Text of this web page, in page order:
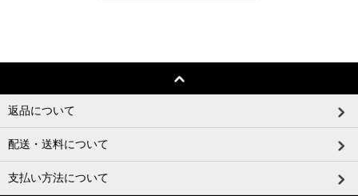
返品について
配送・送料について
支払い方法について